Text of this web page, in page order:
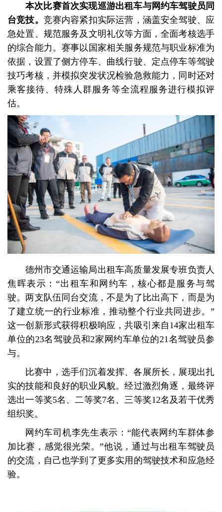
本次比赛首次实现巡游出租车与网约车驾驶员同
台竞技。 竞赛内容紧扣实际运营，涵盖安全驾驶、应
急处置、规范服务及文明礼仪等方面，全面考核选手
的综合能力。赛事以国家相关服务规范与职业标准为
依据，设置了侧方停车、曲线行驶、定点停车等驾驶
技巧考核，并模拟突发状况检验急救能力，同时还对
乘客接待、特殊人群服务等全流程服务进行模拟评
估。
德州市交通运输局出租车高质量发展专班负责人
焦晖表示：“出租车和网约车，核心都是服务与驾
驶。两支队伍同台交流，不是为了比出高下，而是为
了建立统一的行业标准，推动整个行业共同进步。”
这一创新形式获得积极响应，共吸引来自14家出租车
单位的23名驾驶员和2家网约车单位的21名驾驶员参
与。
比赛中，选手们沉着发挥、各展所长，展现出扎
实的技能和良好的职业风貌。经过激烈角逐，最终评
选出一等奖5名、二等奖7名、三等奖12名及若干优秀
组织奖。
网约车司机李先生表示：“能代表网约车群体参
加比赛，感觉很光荣。”他说，通过与出租车驾驶员
的交流，自己也学到了更多实用的驾驶技术和应急经
验。